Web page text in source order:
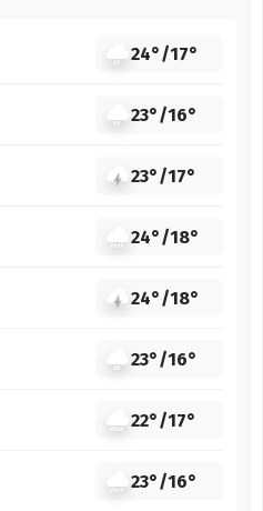
24°/17°
23°/16°
23°/17°
24°/18°
24°/18°
23°/16°
22°/17°
23°/16°